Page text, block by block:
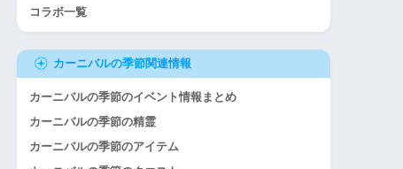
コラボ一覧
カーニバルの季節関連情報
カーニバルの季節のイベント情報まとめ
カーニバルの季節の精霊
カーニバルの季節のアイテム